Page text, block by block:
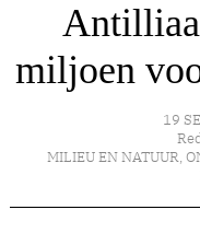
miljoen
19
MILIEU EN NATUUR,